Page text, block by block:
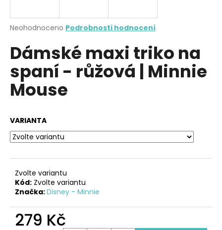
Průměrné
produktu
je
z
5
hvězdiček.
Neohodnoceno Podrobnosti hodnocení
Dámské maxi triko na
spaní - růžová | Minnie
Mouse
VARIANTA
Zvolte variantu
Kód: Zvolte variantu
Značka:Disney - Minnie
279 Kč
j
t
?
D
o
p
o
u